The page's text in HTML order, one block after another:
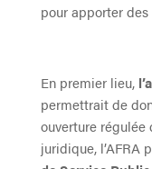
pour apporter
En premier lieu,
permettrait de
ouverture régulée
juridique, l’AFRA